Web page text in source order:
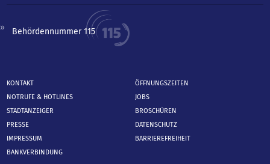
Behördennummer 115
KONTAKT
ÖFFNUNGSZEITEN
NOTRUFE & HOTLINES
JOBS
STADTANZEIGER
BROSCHÜREN
PRESSE
DATENSCHUTZ
IMPRESSUM
BARRIEREFREIHEIT
BANKVERBINDUNG